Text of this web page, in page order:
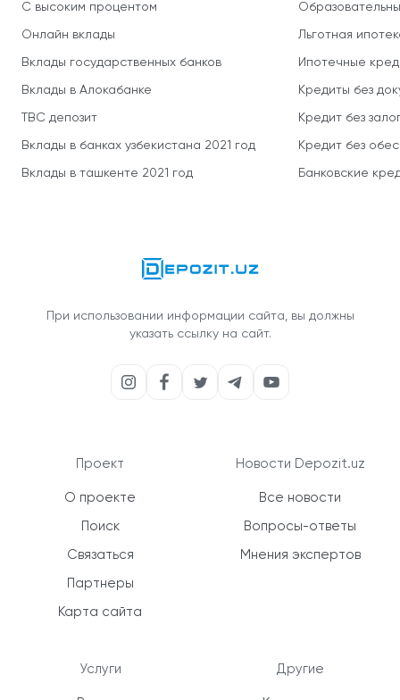
С высоким процентом
Онлайн вклады
Вклады государственных банков
Вклады в Алокабанке
TBC депозит
Вклады в банках узбекистана 2021 год
Вклады в ташкенте 2021 год
Льготная
Ипотечные
Кредиты без
Кредит без
Кредит без
Банковские
При использовании информации сайта, вы должны
указать ссылку на сайт.
Проект
О проекте
Поиск
Связаться
Партнеры
Карта сайта
Услуги
Новости Depozit.uz
Все новости
Вопросы-ответы
Мнения экспертов
Другие